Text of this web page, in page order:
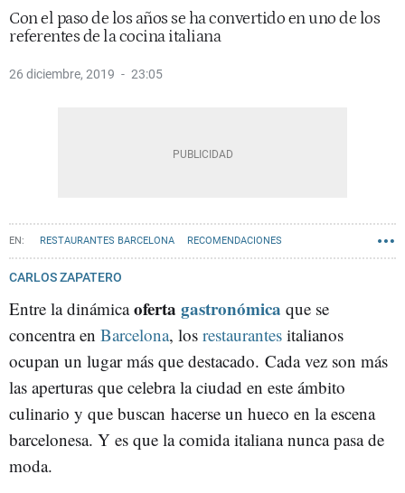
Con el paso de los años se ha convertido en uno de los
referentes de la cocina italiana
26 diciembre, 2019 23:05
RESTAURANTES BARCELONA RECOMENDACIONES
CARLOS ZAPATERO
Entre la dinámicaoferta gastronómica que se
concentra en Barcelona, los restaurantes italianos
ocupan un lugar más que destacado. Cada vez son más
las aperturas que celebra la ciudad en este ámbito
culinario y que buscan hacerse un hueco en la escena
barcelonesa. Y es que la comida italiana nunca pasa de
moda.